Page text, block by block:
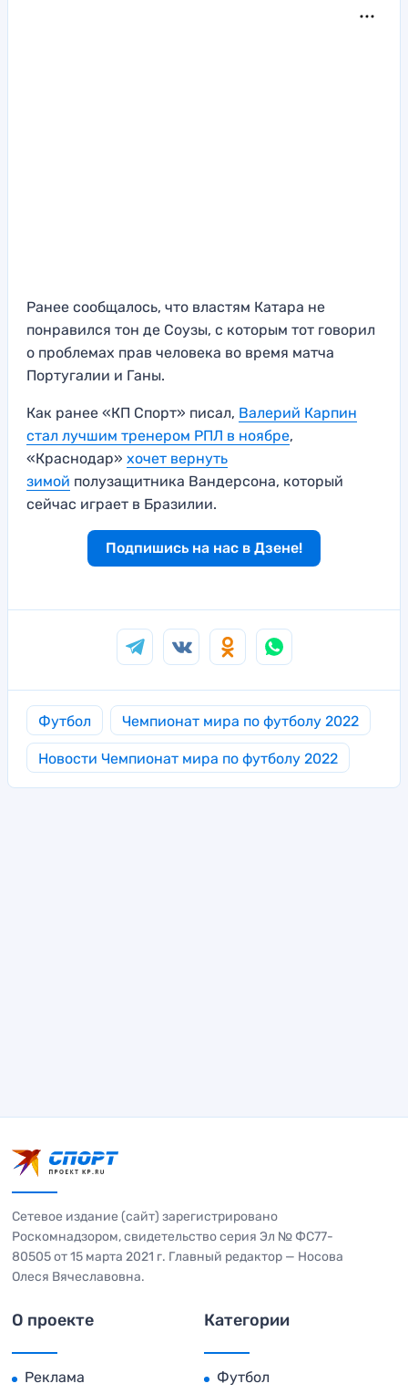
Ранее сообщалось, что властям Катара не
понравился тон де Соузы, с которым тот говорил
о проблемах прав человека во время матча
Португалии и Ганы.
Как ранее «КП Спорт» писал, Валерий Карпин
стал лучшим тренером РПЛ в ноябре,
«Краснодар» хочет вернуть
зимой полузащитника Вандерсона, который
сейчас играет в Бразилии.
Подпишись на нас в Дзене!
Футбол Чемпионат мира по футболу 2022
Новости Чемпионат мира по футболу 2022
Сетевое издание (сайт) зарегистрировано
Роскомнадзором, свидетельство серия Эл № ФС77-
80505 от 15 марта 2021 г. Главный редактор — Носова
Олеся Вячеславовна.
О проекте
Реклама
Категории
Футбол